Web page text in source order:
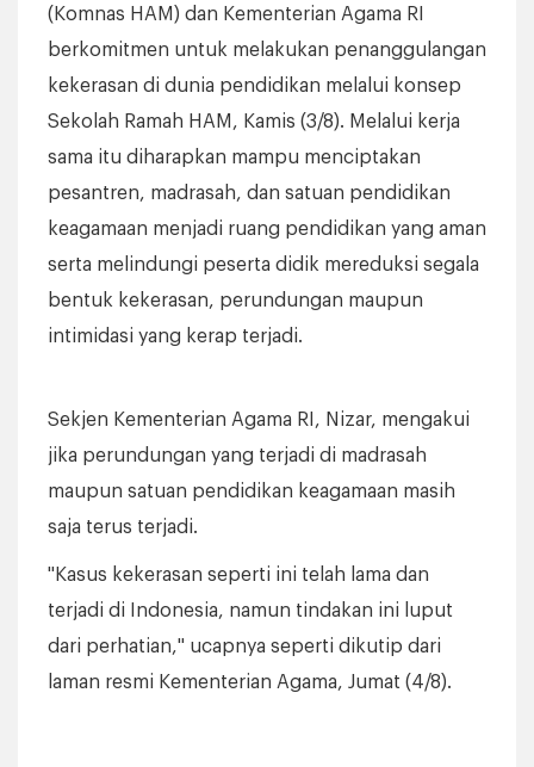
(Komnas HAM) dan Kementerian Agama RI
berkomitmen untuk melakukan penanggulangan
kekerasan di dunia pendidikan melalui konsep
Sekolah Ramah HAM, Kamis (3/8). Melalui kerja
sama itu diharapkan mampu menciptakan
pesantren, madrasah, dan satuan pendidikan
keagamaan menjadi ruang pendidikan yang aman
serta melindungi peserta didik mereduksi segala
bentuk kekerasan, perundungan maupun
intimidasi yang kerap terjadi.
Sekjen Kementerian Agama RI, Nizar, mengakui
jika perundungan yang terjadi di madrasah
maupun satuan pendidikan keagamaan masih
saja terus terjadi.
"Kasus kekerasan seperti ini telah lama dan
terjadi di Indonesia, namun tindakan ini luput
dari perhatian," ucapnya seperti dikutip dari
laman resmi Kementerian Agama, Jumat (4/8).